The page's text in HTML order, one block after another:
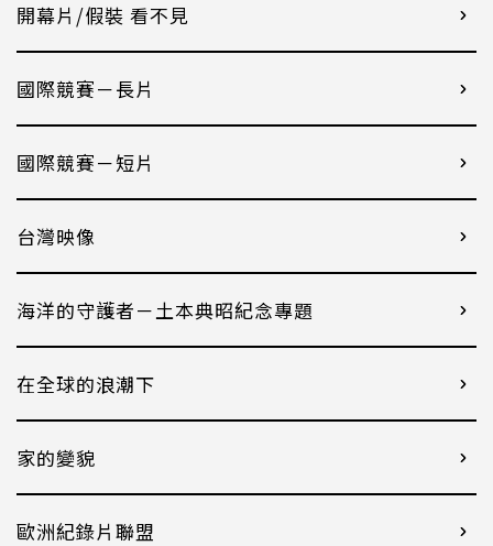
開幕片/假裝 看不見
國際競賽－長片
國際競賽－短片
台灣映像
海洋的守護者－土本典昭紀念專題
在全球的浪潮下
家的變貌
歐洲紀錄片聯盟